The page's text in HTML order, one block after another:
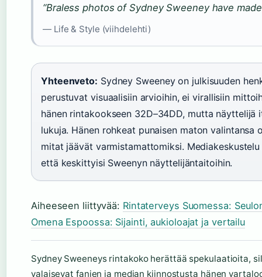
“Braless photos of Sydney Sweeney have
— Life & Style (viihdelehti)
Yhteenveto: Sydney Sweeney on julkisuuden
perustuvat visuaalisiin arvioihin, ei virallisiin
hänen rintakookseen 32D–34DD, mutta
lukuja. Hänen rohkeat punaisen maton
mitat jäävät varmistamattomiksi.
että keskittyisi Sweenyn näyttelijäntaitoihin.
Aiheeseen liittyvää: Rintaterveys Suomessa:
Omena Espoossa: Sijainti, aukioloajat ja vertailu
Sydney Sweeneys rintakoko herättää spekulaatioita,
valaisevat fanien ja median kiinnostusta hänen